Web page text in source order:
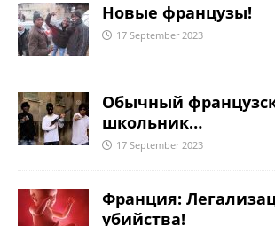
Новые французы!
17 September 2023
Обычный
школьник…
17 September 2023
Франция:
убийства!